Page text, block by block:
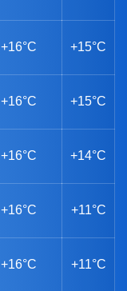
+16°C +15°C
+16°C +15°C
+16°C +14°C
+16°C +11°C
+16°C +11°C